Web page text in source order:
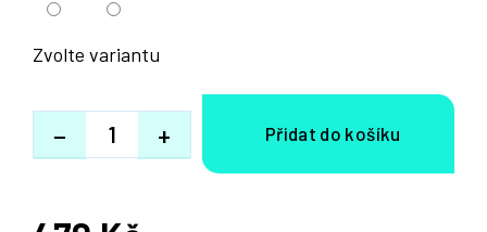
Zvolte variantu
+
−